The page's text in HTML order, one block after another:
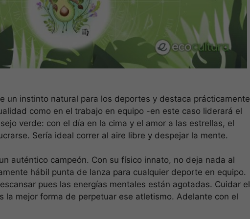
un instinto natural para los deportes y destaca prácticamente
como en el trabajo en equipo -en este caso liderará el
verde: con el día en la cima y el amor a las estrellas, el
Sería ideal correr al aire libre y despejar la mente.
auténtico campeón. Con su físico innato, no deja nada al
hábil punta de lanza para cualquier deporte en equipo.
pues las energías mentales están agotadas. Cuidar el
la mejor forma de perpetuar ese atletismo. Adelante con el